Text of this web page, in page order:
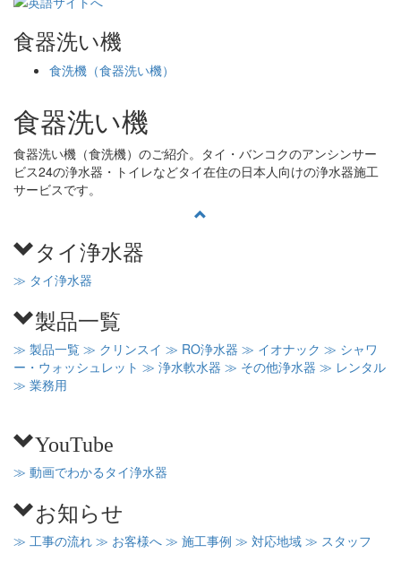
食器洗い機
食洗機（食器洗い機）
食器洗い機
食器洗い機（食洗機）のご紹介。タイ・バンコクのアンシンサー
ビス24の浄水器・トイレなどタイ在住の日本人向けの浄水器施工
サービスです。
タイ浄水器
≫ タイ浄水器
製品一覧
≫ 製品一覧 ≫ クリンスイ ≫ RO浄水器 ≫ イオナック ≫ シャワ
ー・ウォッシュレット ≫ 浄水軟水器 ≫ その他浄水器 ≫ レンタル
≫ 業務用
YouTube
≫ 動画でわかるタイ浄水器
お知らせ
≫ 工事の流れ ≫ お客様へ ≫ 施工事例 ≫ 対応地域 ≫ スタッフ